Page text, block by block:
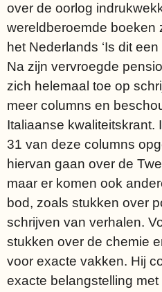
over de oorlog
wereldberoemde boeken
het Nederlands ‘Is dit een
Na zijn vervroegde
zich helemaal toe op
meer columns en
Italiaanse kwaliteitskrant.
31 van deze columns
hiervan gaan over de
maar er komen ook
bod, zoals stukken over
schrijven van verhalen.
stukken over de chemie
voor exacte vakken. Hij
exacte belangstelling